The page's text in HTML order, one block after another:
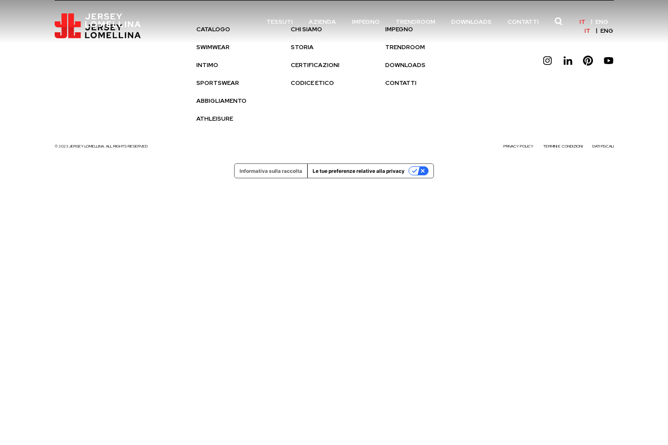
TESSUTI AZIENDA IMPEGNO TRENDROOM DOWNLOADS CONTATTI IT
ENG
CATALOGO
SWIMWEAR
INTIMO
SPORTSWEAR
ABBIGLIAMENTO
ATHLEISURE
CHI SIAMO
STORIA
CERTIFICAZIONI
CODICE ETICO
IMPEGNO
TRENDROOM
DOWNLOADS
CONTATTI
IT ENG
© 2023 JERSEY LOMELLINA. ALL RIGHTS RESERVED PRIVACY POLICY TERMINI E CONDIZIONI DATI FISCALI
Informativa sulla raccolta Le tue preferenze relative alla privacy